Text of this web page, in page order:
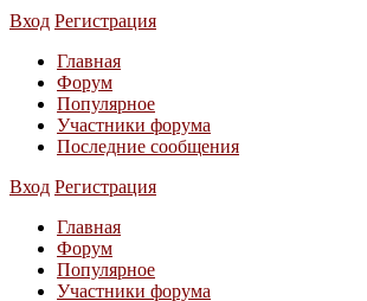
Вход Регистрация
Главная
Форум
Популярное
Участники форума
Последние сообщения
Вход Регистрация
Главная
Форум
Популярное
Участники форума